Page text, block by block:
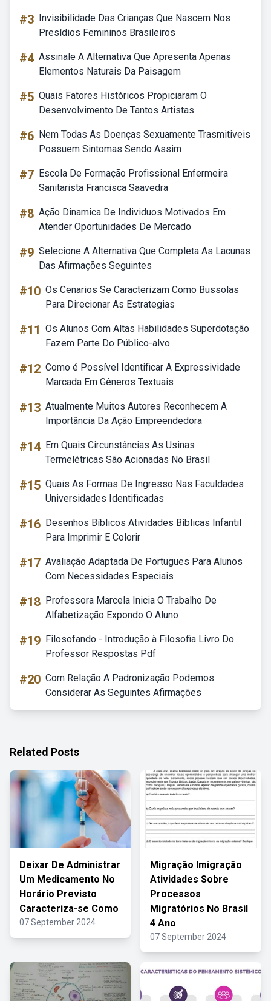
#3 Invisibilidade Das Crianças Que Nascem Nos
Presídios Femininos Brasileiros
#4 Assinale A Alternativa Que Apresenta Apenas
Elementos Naturais Da Paisagem
#5 Quais Fatores Históricos Propiciaram O
Desenvolvimento De Tantos Artistas
#6 Nem Todas As Doenças Sexuamente Trasmitiveis
Possuem Sintomas Sendo Assim
#7 Escola De Formação Profissional Enfermeira
Sanitarista Francisca Saavedra
#8 Ação Dinamica De Individuos Motivados Em
Atender Oportunidades De Mercado
#9 Selecione A Alternativa Que Completa As Lacunas
Das Afirmações Seguintes
#10 Os Cenarios Se Caracterizam Como Bussolas
Para Direcionar As Estrategias
#11 Os Alunos Com Altas Habilidades Superdotação
Fazem Parte Do Público-alvo
#12 Como é Possível Identificar A Expressividade
Marcada Em Gêneros Textuais
#13 Atualmente Muitos Autores Reconhecem A
Importância Da Ação Empreendedora
#14 Em Quais Circunstâncias As Usinas
Termelétricas São Acionadas No Brasil
#15 Quais As Formas De Ingresso Nas Faculdades
Universidades Identificadas
#16 Desenhos Bíblicos Atividades Bíblicas Infantil
Para Imprimir E Colorir
#17 Avaliação Adaptada De Portugues Para Alunos
Com Necessidades Especiais
#18 Professora Marcela Inicia O Trabalho De
Alfabetização Expondo O Aluno
#19 Filosofando - Introdução à Filosofia Livro Do
Professor Respostas Pdf
#20 Com Relação A Padronização Podemos
Considerar As Seguintes Afirmações
Related Posts
Deixar De Administrar
Um Medicamento No
Horário Previsto
Caracteriza-se Como
07 September 2024
Migração Imigração
Atividades Sobre
Processos
Migratórios No Brasil
4 Ano
07 September 2024